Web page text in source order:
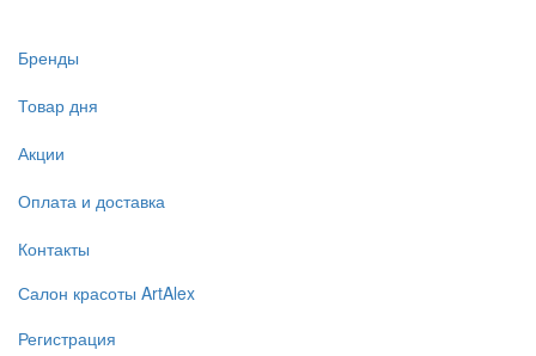
Бренды
Товар дня
Акции
Оплата и доставка
Контакты
Салон красоты ArtAlex
Регистрация